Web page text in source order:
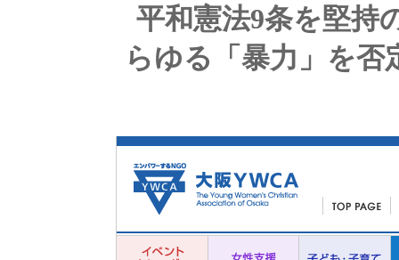
平和憲法9条を堅持
らゆる「暴力」を否